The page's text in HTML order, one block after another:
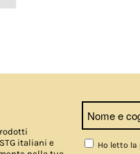
italiani e
Ho letto